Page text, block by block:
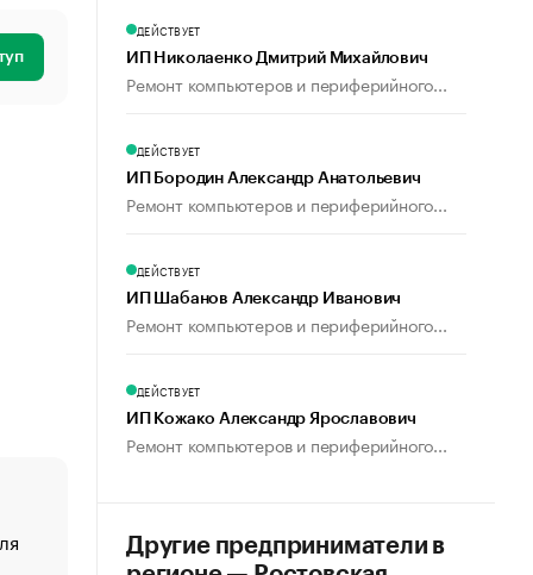
«От спорта тело стареет иначе». Как живет глава
создавшей GTA
ДЕЙСТВУЕТ
ИП Николаенко Дмитрий Михайлович
Ремонт компьютеров и периферийного...
ДЕЙСТВУЕТ
ИП Бородин Александр Анатольевич
Ремонт компьютеров и периферийного...
ДЕЙСТВУЕТ
ИП Шабанов Александр Иванович
Ремонт компьютеров и периферийного...
ДЕЙСТВУЕТ
ИП Кожако Александр Ярославович
Ремонт компьютеров и периферийного...
Другие предприниматели в